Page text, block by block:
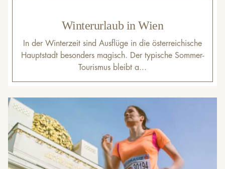
Winterurlaub in Wien
In der Winterzeit sind Ausflüge in die österreichische
Hauptstadt besonders magisch. Der typische Sommer-
Tourismus bleibt a...